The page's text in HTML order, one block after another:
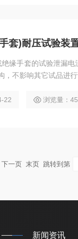
套)耐压试验装
缘手套的试验泄漏
，不影响其它试品进
22 浏览量：
一页 末页 跳转到第
新闻资讯